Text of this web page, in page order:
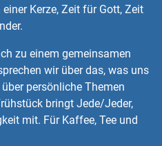
Kerze, Zeit für Gott, Zeit
zu einem gemeinsamen
wir über das, was uns
persönliche Themen
bringt Jede/Jeder,
mit. Für Kaffee, Tee und